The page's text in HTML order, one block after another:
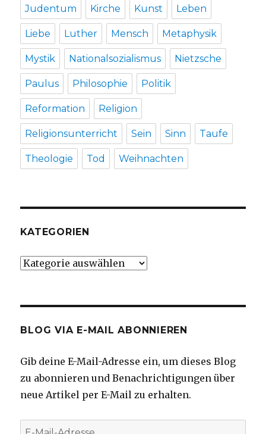
Judentum Kirche Kunst Leben
Liebe Luther Mensch Metaphysik
Mystik Nationalsozialismus Nietzsche
Paulus Philosophie Politik
Reformation Religion
Religionsunterricht Sein Sinn Taufe
Theologie Tod Weihnachten
KATEGORIEN
Kategorien
BLOG VIA E-MAIL ABONNIEREN
Gib deine E-Mail-Adresse ein, um dieses Blog
zu abonnieren und Benachrichtigungen über
neue Artikel per E-Mail zu erhalten.
E-